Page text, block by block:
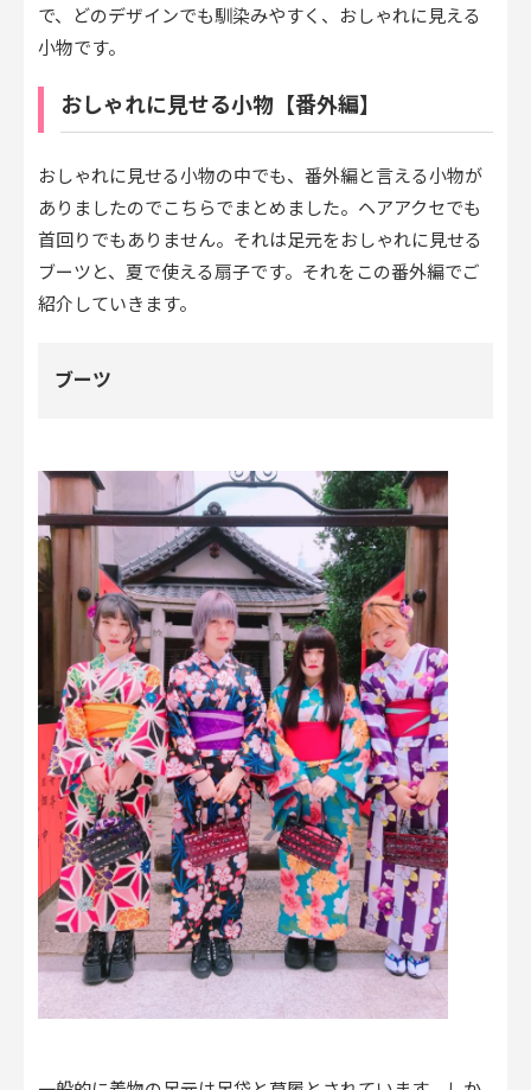
で、どのデザインでも馴染みやすく、おしゃれに見える
小物です。
おしゃれに見せる小物【番外編】
おしゃれに見せる小物の中でも、番外編と言える小物が
ありましたのでこちらでまとめました。ヘアアクセでも
首回りでもありません。それは足元をおしゃれに見せる
ブーツと、夏で使える扇子です。それをこの番外編でご
紹介していきます。
ブーツ